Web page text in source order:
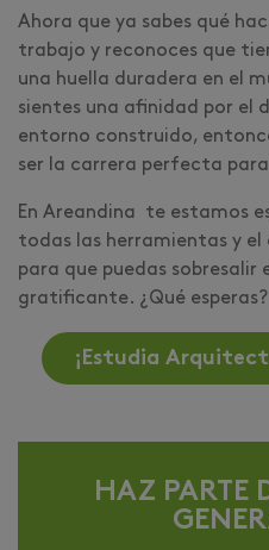
Ahora que ya sabes qué
trabajo y reconoces que
una huella duradera en el
sientes una afinidad por el
entorno construido,
ser la carrera perfecta
En Areandina te estamos
todas las herramientas y
para que puedas
gratificante. ¿Qué esperas?
¡Estudia
HAZ PARTE